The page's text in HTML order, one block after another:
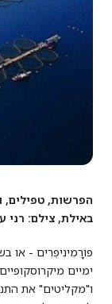
הפרשות, טפילים,
באילת, צילם: רני
פוֹרָמִינִיפֵרִים - או
ימיים
ו"מקליטים" את